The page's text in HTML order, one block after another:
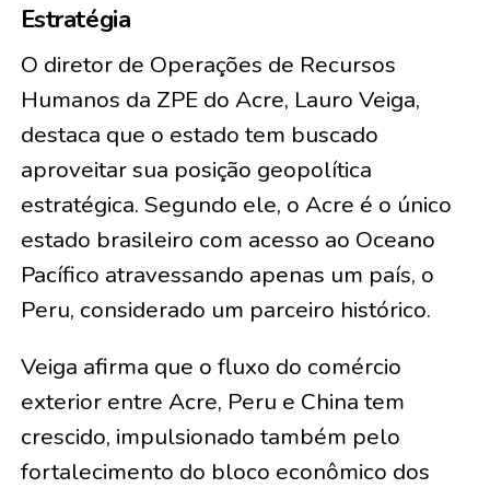
Estratégia
O diretor de Operações de Recursos
Humanos da ZPE do Acre, Lauro Veiga,
destaca que o estado tem buscado
aproveitar sua posição geopolítica
estratégica. Segundo ele, o Acre é o único
estado brasileiro com acesso ao Oceano
Pacífico atravessando apenas um país, o
Peru, considerado um parceiro histórico.
Veiga afirma que o fluxo do comércio
exterior entre Acre, Peru e China tem
crescido, impulsionado também pelo
fortalecimento do bloco econômico dos